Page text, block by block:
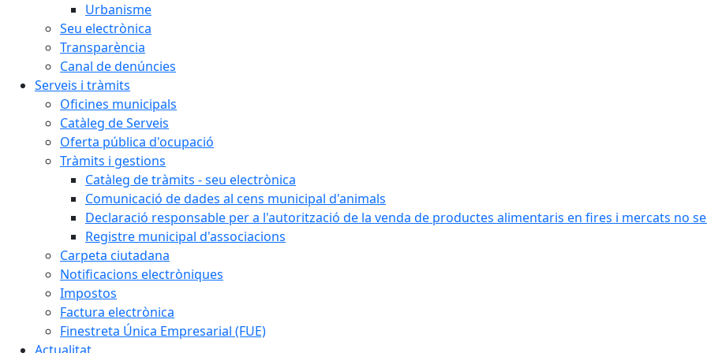
Urbanisme
Seu electrònica
Transparència
Canal de denúncies
Serveis i tràmits
Oficines municipals
Catàleg de Serveis
Oferta pública d'ocupació
Tràmits i gestions
Catàleg de tràmits - seu electrònica
Comunicació de dades al cens municipal d'animals
Declaració responsable per a l'autorització de la venda de productes alimentaris en fires i mercats no
Registre municipal d'associacions
Carpeta ciutadana
Notificacions electròniques
Impostos
Factura electrònica
Finestreta Única Empresarial (FUE)